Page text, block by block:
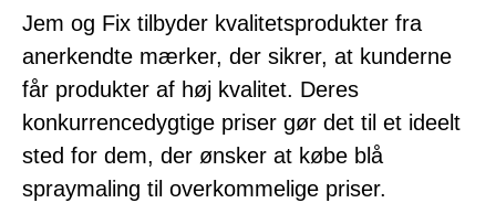
Jem og Fix tilbyder kvalitetsprodukter fra
anerkendte mærker, der sikrer, at kunderne
får produkter af høj kvalitet. Deres
konkurrencedygtige priser gør det til et ideelt
sted for dem, der ønsker at købe blå
spraymaling til overkommelige priser.